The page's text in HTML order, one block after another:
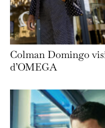
Colman Domingo
d’OMEGA